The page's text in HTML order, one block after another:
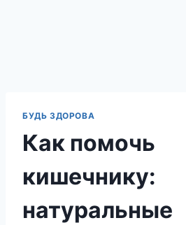
БУДЬ ЗДОРОВА
Как помочь
кишечнику:
натуральные